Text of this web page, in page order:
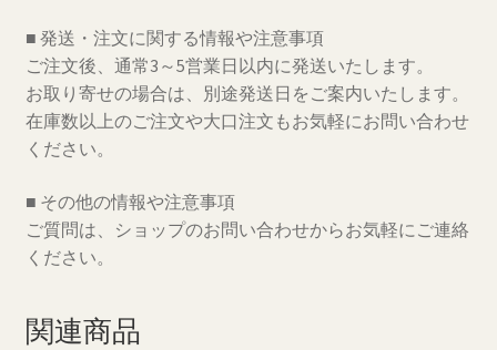
バ
ー
用
詰
め
え
9g
容
個
■ 発送・注文に関する情報や注意事項
ご注文後、通常3～5営業日以内に発送いたします。
お取り寄せの場合は、別途発送日をご案内いたします。
在庫数以上のご注文や大口注文もお気軽にお問い合わせ
ください。
■ その他の情報や注意事項
ご質問は、ショップのお問い合わせからお気軽にご連絡
ください。
関連商品